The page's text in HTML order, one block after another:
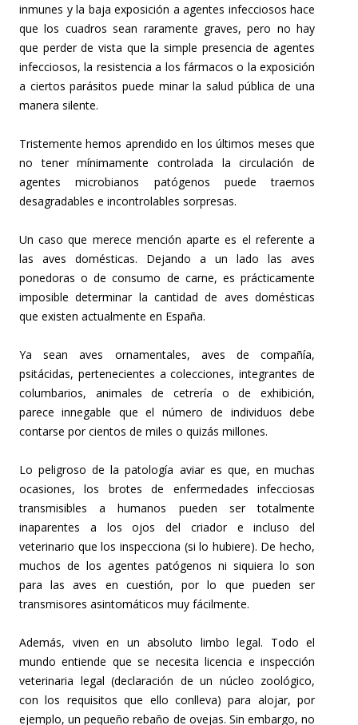
inmunes y la baja exposición a agentes infecciosos hace
que los cuadros sean raramente graves, pero no hay
que perder de vista que la simple presencia de agentes
infecciosos, la resistencia a los fármacos o la exposición
a ciertos parásitos puede minar la salud pública de una
manera silente.
Tristemente hemos aprendido en los últimos meses que
no tener mínimamente controlada la circulación de
agentes microbianos patógenos puede traernos
desagradables e incontrolables sorpresas.
Un caso que merece mención aparte es el referente a
las aves domésticas. Dejando a un lado las aves
ponedoras o de consumo de carne, es prácticamente
imposible determinar la cantidad de aves domésticas
que existen actualmente en España.
Ya sean aves ornamentales, aves de compañía,
psitácidas, pertenecientes a colecciones, integrantes de
columbarios, animales de cetrería o de exhibición,
parece innegable que el número de individuos debe
contarse por cientos de miles o quizás millones.
Lo peligroso de la patología aviar es que, en muchas
ocasiones, los brotes de enfermedades infecciosas
transmisibles a humanos pueden ser totalmente
inaparentes a los ojos del criador e incluso del
veterinario que los inspecciona (si lo hubiere). De hecho,
muchos de los agentes patógenos ni siquiera lo son
para las aves en cuestión, por lo que pueden ser
transmisores asintomáticos muy fácilmente.
Además, viven en un absoluto limbo legal. Todo el
mundo entiende que se necesita licencia e inspección
veterinaria legal (declaración de un núcleo zoológico,
con los requisitos que ello conlleva) para alojar, por
ejemplo, un pequeño rebaño de ovejas. Sin embargo, no